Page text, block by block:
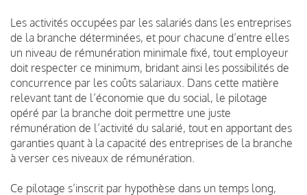
Les activités occupées par les salariés dans les entreprises
de la branche déterminées, et pour chacune d’entre elles
un niveau de rémunération minimale fixé, tout employeur
doit respecter ce minimum, bridant ainsi les possibilités de
concurrence par les coûts salariaux. Dans cette matière
relevant tant de l’économie que du social, le pilotage
opéré par la branche doit permettre une juste
rémunération de l’activité du salarié, tout en apportant des
garanties quant à la capacité des entreprises de la branche
à verser ces niveaux de rémunération.
Ce pilotage s’inscrit par hypothèse dans un temps long,